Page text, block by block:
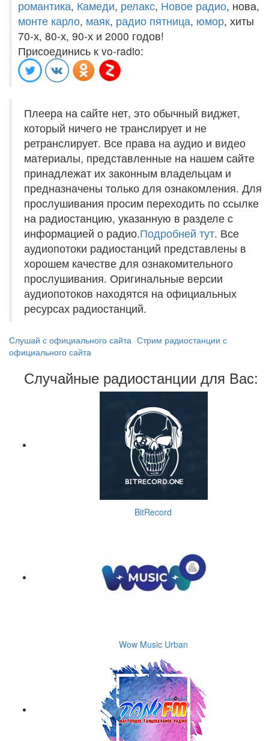
романтика, Камеди, релакс, Новое радио, нова,
монте карло, маяк, радио пятница, юмор, хиты
70-х, 80-х, 90-х и 2000 годов!
Присоединись к vo-radio:
Плеера на сайте нет, это обычный виджет,
который ничего не транслирует и не
ретранслирует. Все права на аудио и видео
материалы, представленные на нашем сайте
принадлежат их законным владельцам и
предназначены только для ознакомления. Для
прослушивания просим переходить по ссылке
на радиостанцию, указанную в разделе с
информацией о радио.Подробней тут. Все
аудиопотоки радиостанций представлены в
хорошем качестве для ознакомительного
прослушивания. Оригинальные версии
аудиопотоков находятся на официальных
ресурсах радиостанций.
Слушай с официального сайта Стрим радиостанции с
официального сайта
Случайные радиостанции для Вас:
BitRecord
Wow Music Urban